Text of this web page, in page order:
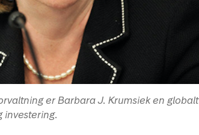
er Barbara J. Krumsiek en globalt